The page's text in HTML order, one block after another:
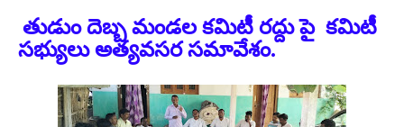
తుడుం దెబ్బ మండల కమిటీ రద్దు పై కమిటీ
సభ్యులు అత్యవసర సమావేశం.